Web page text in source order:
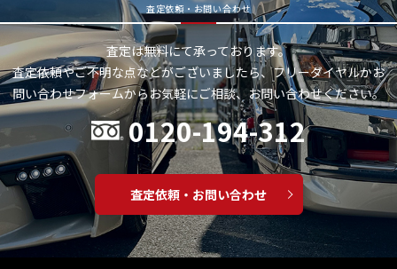
査定依頼・お問い合わせ
査定は無料にて承っております。
査定依頼やご不明な点などがございましたら、フリーダイヤルかお
問い合わせフォームからお気軽にご相談、お問い合わせください。
0120-194-312
査定依頼・お問い合わせ